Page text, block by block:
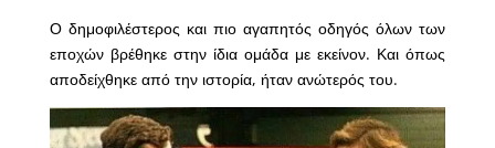
Ο δημοφιλέστερος και πιο αγαπητός οδηγός όλων των
εποχών βρέθηκε στην ίδια ομάδα με εκείνον. Και όπως
αποδείχθηκε από την ιστορία, ήταν ανώτερός του.